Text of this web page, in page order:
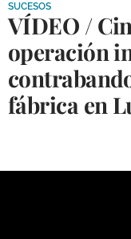
DEPORTES
COMPETICIONES
DEPORTE BASE
SUCESOS
VÍDEO /
operación
fábrica en